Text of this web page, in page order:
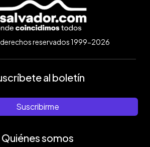
reservados 1999-2026
al boletín
Suscribirme
Quiénes somos